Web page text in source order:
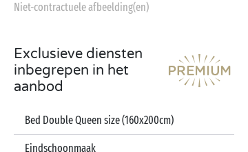
Niet-contractuele afbeelding(en)
Exclusieve diensten
inbegrepen in het
aanbod
Bed Double Queen size (160x200cm)
Eindschoonmaak